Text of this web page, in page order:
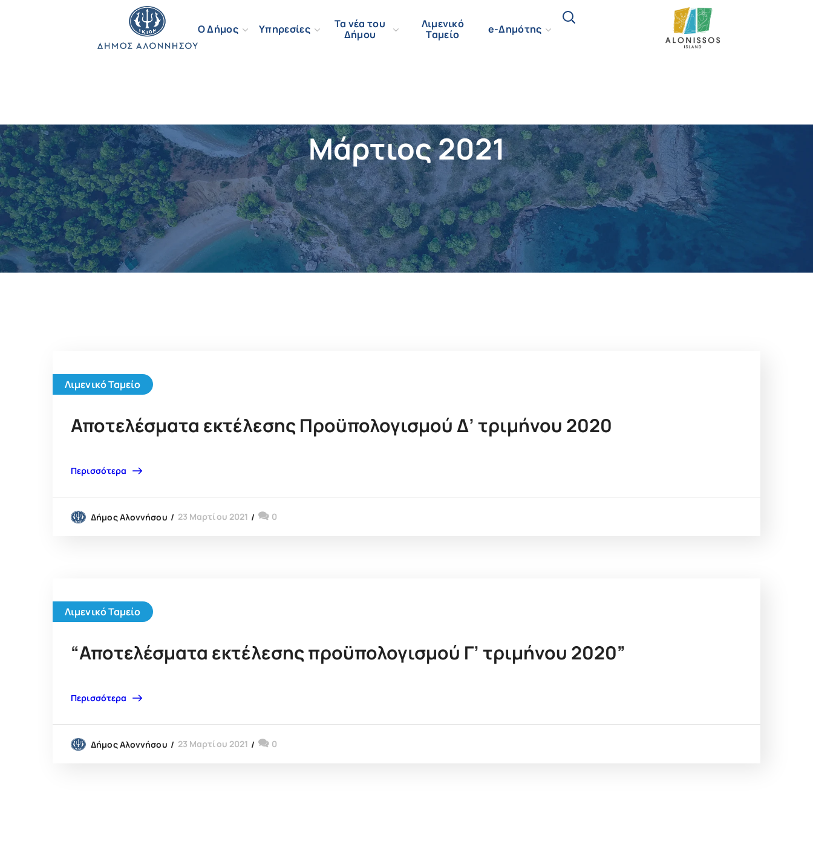
Ο Δήμος Υπηρεσίες
Τα νέα του
Δήμου
Λιμενικό
Ταμείο
e-Δημότης
Μάρτιος 2021
Λιμενικό Ταμείο
Αποτελέσματα εκτέλεσης Προϋπολογισμού Δ’ τριμήνου 2020
Περισσότερα
Δήμος Αλοννήσου 23 Μαρτίου 2021 0
Λιμενικό Ταμείο
“Αποτελέσματα εκτέλεσης προϋπολογισμού Γ’ τριμήνου 2020”
Περισσότερα
Δήμος Αλοννήσου 23 Μαρτίου 2021 0